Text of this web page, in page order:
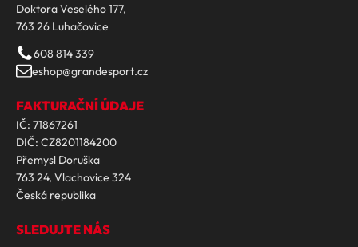
Doktora Veselého 177,
763 26 Luhačovice
608 814 339
eshop@grandesport.cz
FAKTURAČNÍ ÚDAJE
IČ: 71867261
DIČ: CZ8201184200
Přemysl Doruška
763 24, Vlachovice 324
Česká republika
SLEDUJTE NÁS